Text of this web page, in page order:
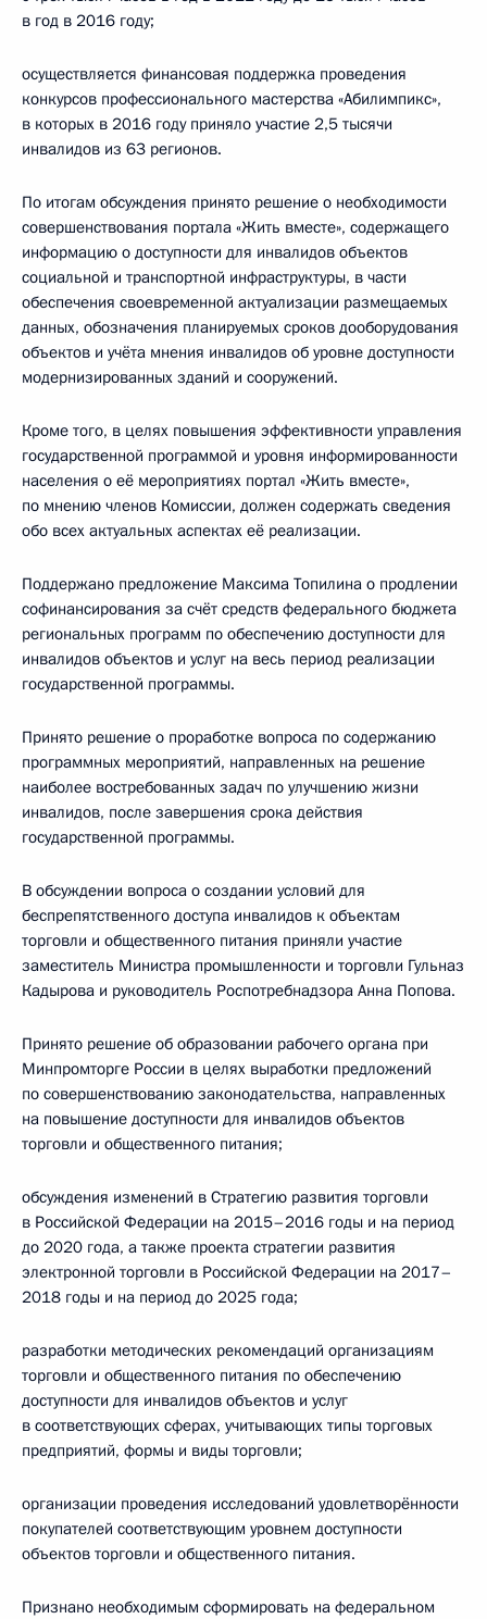
в год в 2016 году;
осуществляется финансовая поддержка проведения
конкурсов профессионального мастерства «Абилимпикс»,
в которых в 2016 году приняло участие 2,5 тысячи
инвалидов из 63 регионов.
По итогам обсуждения принято решение о необходимости
совершенствования портала «Жить вместе», содержащего
информацию о доступности для инвалидов объектов
социальной и транспортной инфраструктуры, в части
обеспечения своевременной актуализации размещаемых
данных, обозначения планируемых сроков дооборудования
объектов и учёта мнения инвалидов об уровне доступности
модернизированных зданий и сооружений.
Кроме того, в целях повышения эффективности управления
государственной программой и уровня информированности
населения о её мероприятиях портал «Жить вместе»,
по мнению членов Комиссии, должен содержать сведения
обо всех актуальных аспектах её реализации.
Поддержано предложение Максима Топилина о продлении
софинансирования за счёт средств федерального бюджета
региональных программ по обеспечению доступности для
инвалидов объектов и услуг на весь период реализации
государственной программы.
Принято решение о проработке вопроса по содержанию
программных мероприятий, направленных на решение
наиболее востребованных задач по улучшению жизни
инвалидов, после завершения срока действия
государственной программы.
В обсуждении вопроса о создании условий для
беспрепятственного доступа инвалидов к объектам
торговли и общественного питания приняли участие
заместитель Министра промышленности и торговли Гульназ
Кадырова и руководитель Роспотребнадзора Анна Попова.
Принято решение об образовании рабочего органа при
Минпромторге России в целях выработки предложений
по совершенствованию законодательства, направленных
на повышение доступности для инвалидов объектов
торговли и общественного питания;
обсуждения изменений в Стратегию развития торговли
в Российской Федерации на 2015–2016 годы и на период
до 2020 года, а также проекта стратегии развития
электронной торговли в Российской Федерации на 2017–
2018 годы и на период до 2025 года;
разработки методических рекомендаций организациям
торговли и общественного питания по обеспечению
доступности для инвалидов объектов и услуг
в соответствующих сферах, учитывающих типы торговых
предприятий, формы и виды торговли;
организации проведения исследований удовлетворённости
покупателей соответствующим уровнем доступности
объектов торговли и общественного питания.
Признано необходимым сформировать на федеральном